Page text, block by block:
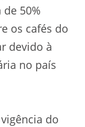
50%
os cafés do
devido à
no país
do